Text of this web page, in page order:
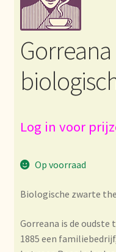
Bezahlung und Rabatte
Bienvenue dans notre
Bio-Zertifikate
Commande et délai de
Log in voor
Op voorraad
Biologische zwarte
Gorreana is de oudste
1885 een